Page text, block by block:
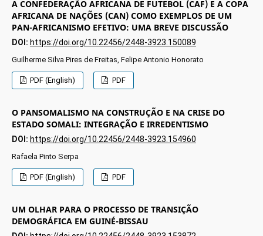
A CONFEDERAÇÃO AFRICANA DE FUTEBOL (CAF) E A COPA
AFRICANA DE NAÇÕES (CAN) COMO EXEMPLOS DE UM
PAN-AFRICANISMO EFETIVO: UMA BREVE DISCUSSÃO
DOI: https://doi.org/10.22456/2448-3923.150089
Guilherme Silva Pires de Freitas, Felipe Antonio Honorato
PDF (English) PDF
O PANSOMALISMO NA CONSTRUÇÃO E NA CRISE DO
ESTADO SOMALI: INTEGRAÇÃO E IRREDENTISMO
DOI: https://doi.org/10.22456/2448-3923.154960
Rafaela Pinto Serpa
PDF (English) PDF
UM OLHAR PARA O PROCESSO DE TRANSIÇÃO
DEMOGRÁFICA EM GUINÉ-BISSAU